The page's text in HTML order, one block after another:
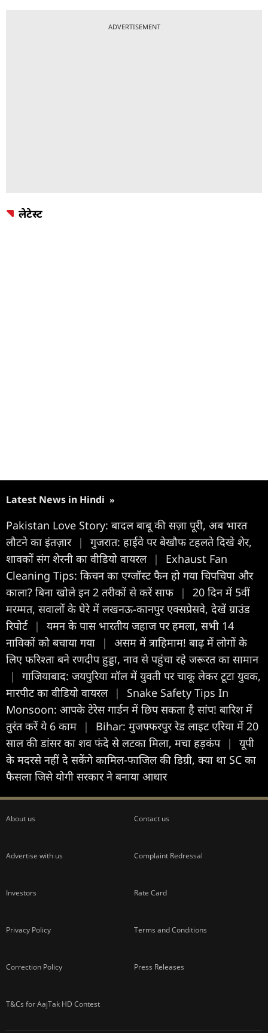
ADVERTISEMENT
लेटेस्ट
Latest News in Hindi »
Pakistan Love Story: बादल बाबू की सज़ा पूरी, अब भारत
लौटने का इंतज़ार |
गुजरात: हाईवे पर बेखौफ टहलते दिखे शेर,
शावकों संग शेरनी का वीडियो वायरल |
Exhaust Fan
Cleaning Tips: किचन का एग्जॉस्ट फैन हो गया चिपचिपा और
काला? बिना खोले इन 2 तरीकों से करें साफ |
20 दिन में 5वीं
मरम्मत, सवालों के घेरे में लखनऊ-कानपुर एक्सप्रेसवे, देखें ग्राउंड
रिपोर्ट |
यमन के पास भारतीय जहाज पर हमला, सभी 14
नाविकों को बचाया गया
|
असम में त्राहिमाम! बाढ़ में लोगों के
लिए फरिश्ता बने रणदीप हुड्डा, नाव से पहुंचा रहे जरूरत का सामान
|
गाजियाबाद: जयपुरिया मॉल में युवती पर चाकू लेकर टूटा युवक,
मारपीट का वीडियो वायरल |
Snake Safety Tips In
Monsoon: आपके टेरेस गार्डन में छिप सकता है सांप! बारिश में
तुरंत करें ये 6 काम
|
Bihar: मुजफ्फरपुर रेड लाइट एरिया में 20
साल की डांसर का शव फंदे से लटका मिला, मचा हड़कंप |
यूपी
के मदरसे नहीं दे सकेंगे कामिल-फाजिल की डिग्री, क्या था SC का
फैसला जिसे योगी सरकार ने बनाया आधार
About us Contact us
Advertise with us Complaint Redressal
Investors Rate Card
Privacy Policy Terms and Conditions
Correction Policy Press Releases
T&Cs for AajTak HD Contest